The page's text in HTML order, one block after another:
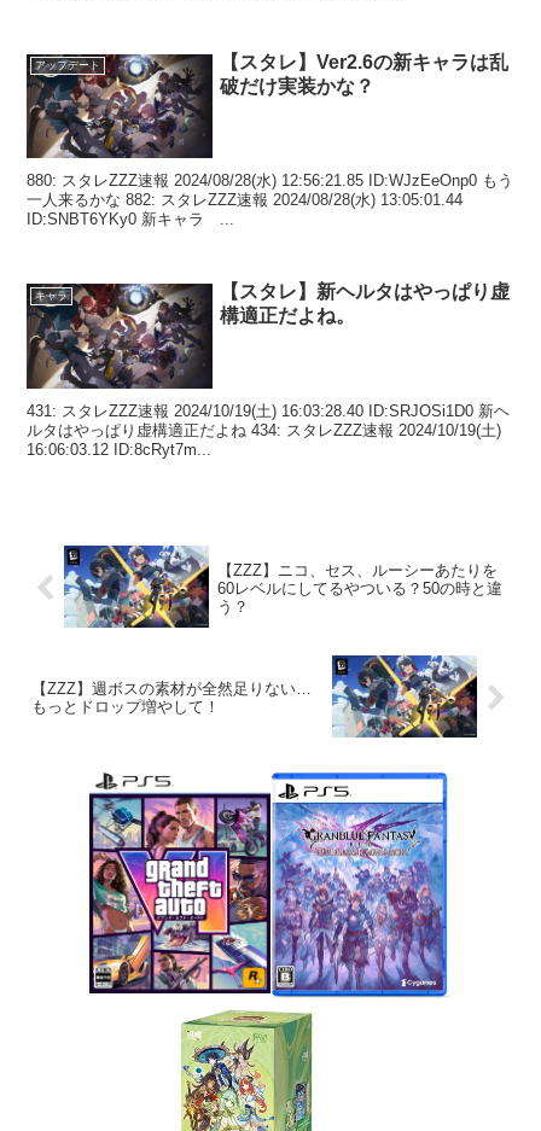
アップデート
【スタレ】Ver2.6の新キャラは乱
破だけ実装かな？
880: スタレZZZ速報 2024/08/28(水) 12:56:21.85 ID:WJzEeOnp0 もう
一人来るかな 882: スタレZZZ速報 2024/08/28(水) 13:05:01.44
ID:SNBT6YKy0 新キャラ ...
キャラ
【スタレ】新ヘルタはやっぱり虚
構適正だよね。
431: スタレZZZ速報 2024/10/19(土) 16:03:28.40 ID:SRJOSi1D0 新ヘ
ルタはやっぱり虚構適正だよね 434: スタレZZZ速報 2024/10/19(土)
16:06:03.12 ID:8cRyt7m...
【ZZZ】ニコ、セス、ルーシーあたりを
60レベルにしてるやついる？50の時と違
う？
【ZZZ】週ボスの素材が全然足りない…
もっとドロップ増やして！